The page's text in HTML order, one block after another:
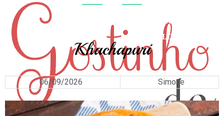
TORTAS
BOLOS
Khachapuri
06/09/2026 Simone